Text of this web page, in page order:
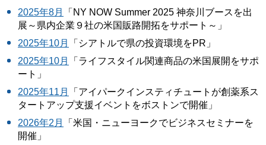
2025年8月
「NY NOW Summer 2025 神奈川ブースを出
展～県内企業９社の米国販路開拓をサポート～」
2025年10月
「シアトルで県の投資環境をPR」
2025年10月
「ライフスタイル関連商品の米国展開をサポ
ート」
2025年11月
「アイパークインスティチュートが創薬系ス
タートアップ支援イベントをボストンで開催」
2026年2月
「米国・ニューヨークでビジネスセミナーを
開催」